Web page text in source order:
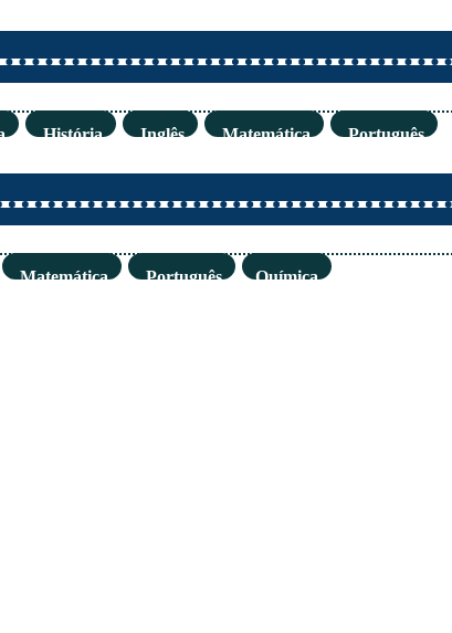
História Inglês Matemática
Português
Matemática Português Química